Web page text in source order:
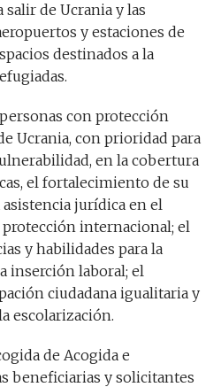
salir de Ucrania y las
y estaciones de
destinados a la
con protección
Ucrania, con prioridad para
en la cobertura
el fortalecimiento de su
jurídica en el
internacional; el
y habilidades para la
inserción laboral; el
ciudadana igualitaria y
escolarización.
de Acogida e
beneficiarias y solicitantes